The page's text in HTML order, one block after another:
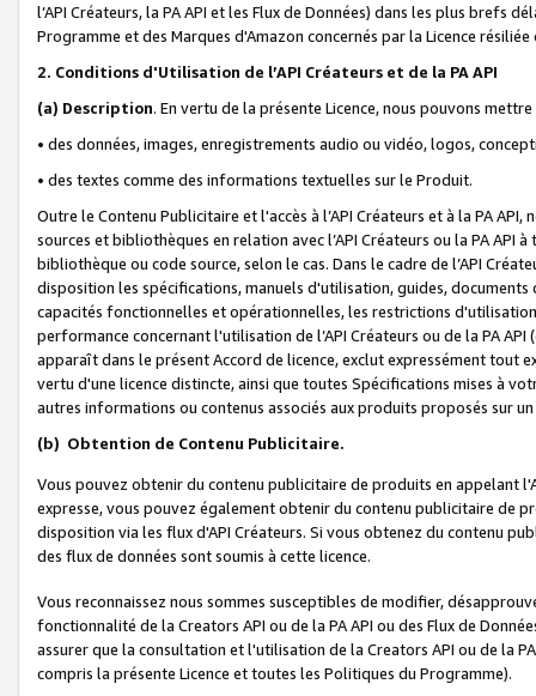
l’API Créateurs, la PA API et les Flux de Données) dans les plus
Programme et des Marques d'Amazon concernés par la Licence
2. Conditions d'Utilisation de l’API Créateurs et de la PA API
(a) Description. En vertu de la présente Licence, nous pouvons
• des données, images, enregistrements audio ou vidéo, logos,
• des textes comme des informations textuelles sur le Produit.
Outre le Contenu Publicitaire et l'accès à l’API Créateurs et à la PA
sources et bibliothèques en relation avec l’API Créateurs ou la PA
bibliothèque ou code source, selon le cas. Dans le cadre de l’API
disposition les spécifications, manuels d'utilisation, guides,
capacités fonctionnelles et opérationnelles, les restrictions
performance concernant l'utilisation de l’API Créateurs ou de la PA
apparaît dans le présent Accord de licence, exclut expressément tout
vertu d'une licence distincte, ainsi que toutes Spécifications mises à
autres informations ou contenus associés aux produits proposés sur
(b) Obtention de Contenu Publicitaire.
Vous pouvez obtenir du contenu publicitaire de produits en appelant
expresse, vous pouvez également obtenir du contenu publicitaire de
disposition via les flux d'API Créateurs. Si vous obtenez du contenu
des flux de données sont soumis à cette licence.
Vous reconnaissez nous sommes susceptibles de modifier,
fonctionnalité de la Creators API ou de la PA API ou des Flux de
assurer que la consultation et l'utilisation de la Creators API ou de la
compris la présente Licence et toutes les Politiques du Programme).